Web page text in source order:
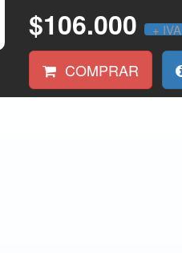
$106.000 + IVA
COMPRAR